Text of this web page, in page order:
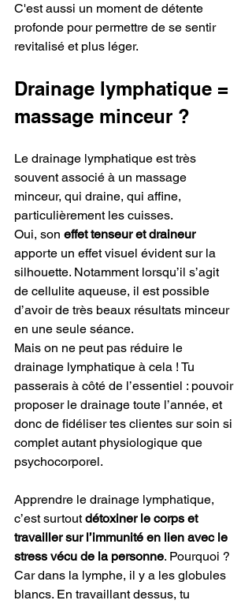
C'est aussi un moment de détente
profonde pour permettre de se sentir
revitalisé et plus léger.
Drainage lymphatique =
massage minceur ?
Le drainage lymphatique est très
souvent associé à un massage
minceur, qui draine, qui affine,
particulièrement les cuisses.
Oui, son effet tenseur et draineur
apporte un effet visuel évident sur la
silhouette. Notamment lorsqu’il s’agit
de cellulite aqueuse, il est possible
d’avoir de très beaux résultats minceur
en une seule séance.
Mais on ne peut pas réduire le
drainage lymphatique à cela ! Tu
passerais à côté de l’essentiel : pouvoir
proposer le drainage toute l’année, et
donc de fidéliser tes clientes sur soin si
complet autant physiologique que
psychocorporel.
Apprendre le drainage lymphatique,
c’est surtout détoxiner le corps et
travailler sur l’immunité en lien avec le
stress vécu de la personne. Pourquoi ?
Car dans la lymphe, il y a les globules
blancs. En travaillant dessus, tu